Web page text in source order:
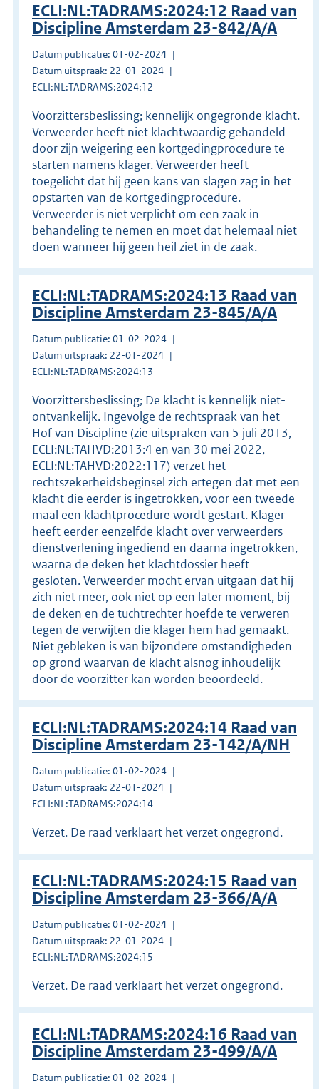
ECLI:NL:TADRAMS:2024:12 Raad van
Discipline Amsterdam 23-842/A/A
Datum publicatie: 01-02-2024
Datum uitspraak: 22-01-2024
ECLI:NL:TADRAMS:2024:12
Voorzittersbeslissing; kennelijk ongegronde klacht.
Verweerder heeft niet klachtwaardig gehandeld
door zijn weigering een kortgedingprocedure te
starten namens klager. Verweerder heeft
toegelicht dat hij geen kans van slagen zag in het
opstarten van de kortgedingprocedure.
Verweerder is niet verplicht om een zaak in
behandeling te nemen en moet dat helemaal niet
doen wanneer hij geen heil ziet in de zaak.
ECLI:NL:TADRAMS:2024:13 Raad van
Discipline Amsterdam 23-845/A/A
Datum publicatie: 01-02-2024
Datum uitspraak: 22-01-2024
ECLI:NL:TADRAMS:2024:13
Voorzittersbeslissing; De klacht is kennelijk niet-
ontvankelijk. Ingevolge de rechtspraak van het
Hof van Discipline (zie uitspraken van 5 juli 2013,
ECLI:NL:TAHVD:2013:4 en van 30 mei 2022,
ECLI:NL:TAHVD:2022:117) verzet het
rechtszekerheidsbeginsel zich ertegen dat met een
klacht die eerder is ingetrokken, voor een tweede
maal een klachtprocedure wordt gestart. Klager
heeft eerder eenzelfde klacht over verweerders
dienstverlening ingediend en daarna ingetrokken,
waarna de deken het klachtdossier heeft
gesloten. Verweerder mocht ervan uitgaan dat hij
zich niet meer, ook niet op een later moment, bij
de deken en de tuchtrechter hoefde te verweren
tegen de verwijten die klager hem had gemaakt.
Niet gebleken is van bijzondere omstandigheden
op grond waarvan de klacht alsnog inhoudelijk
door de voorzitter kan worden beoordeeld.
ECLI:NL:TADRAMS:2024:14 Raad van
Discipline Amsterdam 23-142/A/NH
Datum publicatie: 01-02-2024
Datum uitspraak: 22-01-2024
ECLI:NL:TADRAMS:2024:14
Verzet. De raad verklaart het verzet ongegrond.
ECLI:NL:TADRAMS:2024:15 Raad van
Discipline Amsterdam 23-366/A/A
Datum publicatie: 01-02-2024
Datum uitspraak: 22-01-2024
ECLI:NL:TADRAMS:2024:15
Verzet. De raad verklaart het verzet ongegrond.
ECLI:NL:TADRAMS:2024:16 Raad van
Discipline Amsterdam 23-499/A/A
Datum publicatie: 01-02-2024